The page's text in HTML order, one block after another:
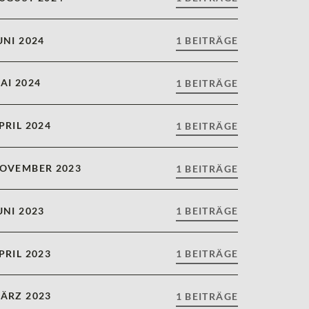
2024 1 BEITRÄGE
2024 1 BEITRÄGE
2024 1 BEITRÄGE
2023 1 BEITRÄGE
2023 1 BEITRÄGE
2023 1 BEITRÄGE
2023 1 BEITRÄGE